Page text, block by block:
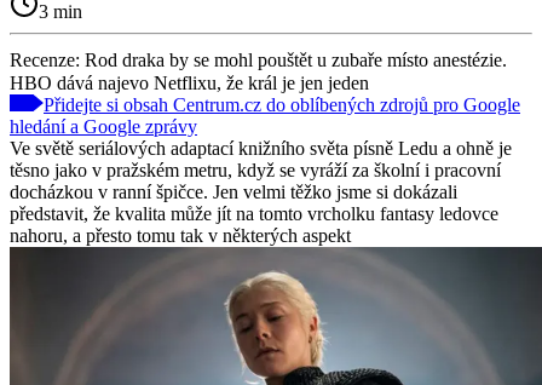
3 min
Recenze: Rod draka by se mohl pouštět u zubaře místo anestézie.
HBO dává najevo Netflixu, že král je jen jeden
Přidejte si obsah Centrum.cz do oblíbených zdrojů pro Google
hledání a Google zprávy
Ve světě seriálových adaptací knižního světa písně Ledu a ohně je
těsno jako v pražském metru, když se vyráží za školní i pracovní
docházkou v ranní špičce. Jen velmi těžko jsme si dokázali
představit, že kvalita může jít na tomto vrcholku fantasy ledovce
nahoru, a přesto tomu tak v některých aspekt